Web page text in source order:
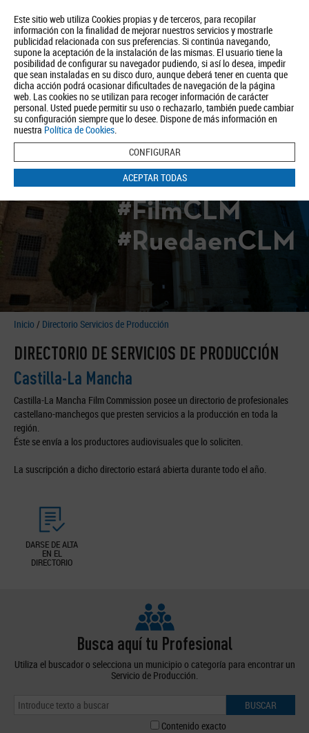
Este sitio web utiliza Cookies propias y de terceros, para recopilar
información con la finalidad de mejorar nuestros servicios y mostrarle
publicidad relacionada con sus preferencias. Si continúa navegando,
supone la aceptación de la instalación de las mismas. El usuario tiene la
posibilidad de configurar su navegador pudiendo, si así lo desea, impedir
que sean instaladas en su disco duro, aunque deberá tener en cuenta que
dicha acción podrá ocasionar dificultades de navegación de la página
web. Las cookies no se utilizan para recoger información de carácter
personal. Usted puede permitir su uso o rechazarlo, también puede cambiar
su configuración siempre que lo desee. Dispone de más información en
nuestra Política de Cookies.
CONFIGURAR
ACEPTAR TODAS
Quiénes somos Turismo Política de Privacidad Aviso Legal
Política de Cookies
BUSCAR
#FilmCLM
#RuedaenCLM
Inicio / Directorio Servicios de Producción
DIRECTORIO DE SERVICIOS DE PRODUCCIÓN
Castilla-La Mancha
Castilla-La Mancha Film Commission posee un directorio de profesionales
castellano-manchegos que presten servicios a la producción en toda la
región.
Éste se envía a los productores audiovisuales que lo soliciten.
La suscripción a dicho directorio estará abierta durante todo el año.
DARSE DE ALTA
EN EL
DIRECTORIO
Busca aquí tu Profesional
Utiliza el buscador o selecciona un municipio o categoría para encontrar un
Servicio de Producción.
BUSCAR
Contenido exacto